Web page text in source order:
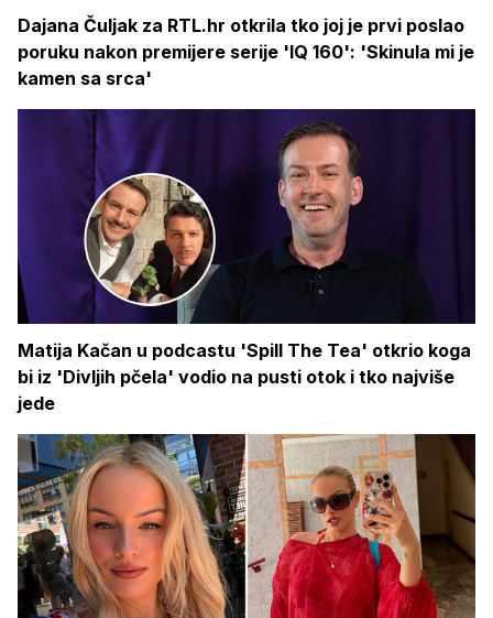
Dajana Čuljak za RTL.hr otkrila tko joj je prvi poslao
poruku nakon premijere serije 'IQ 160': 'Skinula mi je
kamen sa srca'
Matija Kačan u podcastu 'Spill The Tea' otkrio koga
bi iz 'Divljih pčela' vodio na pusti otok i tko najviše
jede